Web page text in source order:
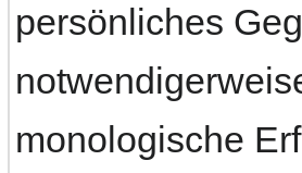
persönliches
monologische